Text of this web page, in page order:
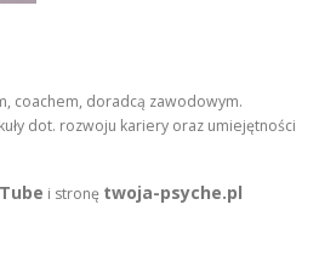
coachem, doradcą zawodowym.
dot. rozwoju kariery oraz umiejętności
i stronę twoja-psyche.pl